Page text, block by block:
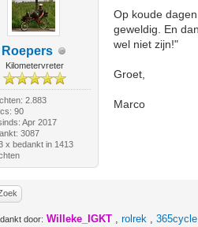
Roepers
Kilometervreter
2.883
90
Apr 2017
3087
x bedankt in 1413
Op koude
geweldig. En
wel niet zijn!"
Groet,
Marco
door: Willeke_IGKT ,rolrek ,365cycle